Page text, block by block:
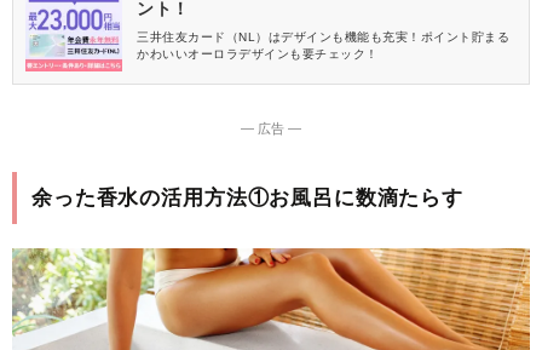
ント！
三井住友カード（NL）はデザインも機能も充実！ポイント貯まる
かわいいオーロラデザインも要チェック！
― 広告 ―
余った香水の活用方法①お風呂に数滴たらす